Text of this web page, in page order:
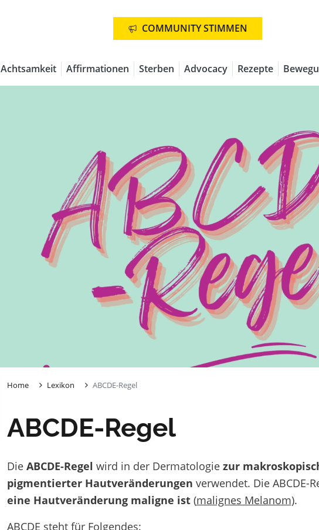
COMMUNITY STIMMEN
Achtsamkeit Affirmationen Sterben Advocacy Rezepte
Home Lexikon ABCDE-Regel
ABCDE-Regel
Die ABCDE-Regel wird in der Dermatologie zur
pigmentierter Hautveränderungen verwendet. Die ABCDE-
eine Hautveränderung maligne ist(malignes Melanom).
ABCDE steht für Folgendes: